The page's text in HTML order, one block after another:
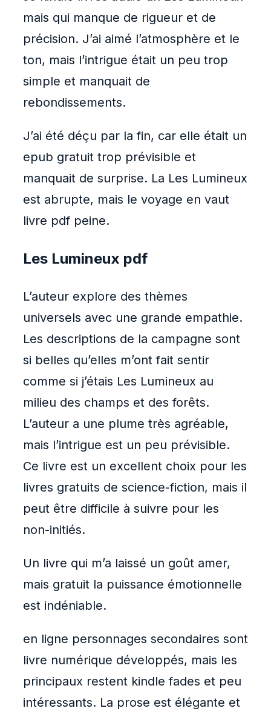
mais qui manque de rigueur et de
précision. J’ai aimé l’atmosphère et le
ton, mais l’intrigue était un peu trop
simple et manquait de
rebondissements.
J’ai été déçu par la fin, car elle était un
epub gratuit trop prévisible et
manquait de surprise. La Les Lumineux
est abrupte, mais le voyage en vaut
livre pdf peine.
Les Lumineux pdf
L’auteur explore des thèmes
universels avec une grande empathie.
Les descriptions de la campagne sont
si belles qu’elles m’ont fait sentir
comme si j’étais Les Lumineux au
milieu des champs et des forêts.
L’auteur a une plume très agréable,
mais l’intrigue est un peu prévisible.
Ce livre est un excellent choix pour les
livres gratuits de science-fiction, mais il
peut être difficile à suivre pour les
non-initiés.
Un livre qui m’a laissé un goût amer,
mais gratuit la puissance émotionnelle
est indéniable.
en ligne personnages secondaires sont
livre numérique développés, mais les
principaux restent kindle fades et peu
intéressants. La prose est élégante et